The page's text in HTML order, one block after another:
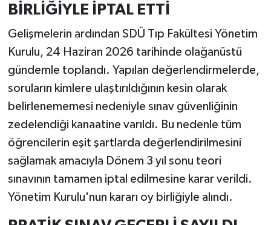
BİRLİĞİYLE İPTAL ETTİ
Gelişmelerin ardından SDÜ Tıp Fakültesi Yönetim
Kurulu, 24 Haziran 2026 tarihinde olağanüstü
gündemle toplandı. Yapılan değerlendirmelerde,
soruların kimlere ulaştırıldığının kesin olarak
belirlenememesi nedeniyle sınav güvenliğinin
zedelendiği kanaatine varıldı. Bu nedenle tüm
öğrencilerin eşit şartlarda değerlendirilmesini
sağlamak amacıyla Dönem 3 yıl sonu teori
sınavının tamamen iptal edilmesine karar verildi.
Yönetim Kurulu'nun kararı oy birliğiyle alındı.